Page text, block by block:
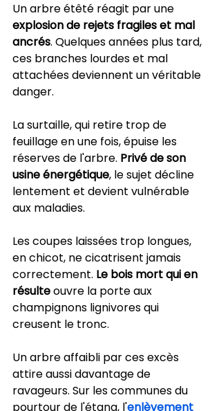
Un arbre étêté réagit par une
explosion de rejets fragiles et mal
ancrés. Quelques années plus tard,
ces branches lourdes et mal
attachées deviennent un véritable
danger.
La surtaille, qui retire trop de
feuillage en une fois, épuise les
réserves de l'arbre. Privé de son
usine énergétique, le sujet décline
lentement et devient vulnérable
aux maladies.
Les coupes laissées trop longues,
en chicot, ne cicatrisent jamais
correctement. Le bois mort qui en
résulte ouvre la porte aux
champignons lignivores qui
creusent le tronc.
Un arbre affaibli par ces excès
attire aussi davantage de
ravageurs. Sur les communes du
pourtour de l'étang, l'enlèvement